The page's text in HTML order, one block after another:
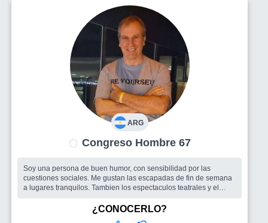
ARG
Congreso Hombre 67
Soy una persona de buen humor, con sensibilidad por las
cuestiones sociales. Me gustan las escapadas de fin de semana
a lugares tranquilos. Tambien los espectaculos teatrales y el
Me gustaria encontrar una mujer con los gustos similares
para compartir esos momentos. Y grupos de amigos para salir.
¿CONOCERLO?